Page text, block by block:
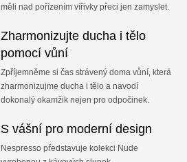
měli nad pořízením vířivky přeci jen zamyslet.
Zharmonizujte ducha i tělo
pomocí vůní
Zpříjemněme si čas strávený doma vůní, která
zharmonizujme ducha i tělo a navodí
dokonalý okamžik nejen pro odpočinek.
S vášní pro moderní design
Nespresso představuje kolekci Nude